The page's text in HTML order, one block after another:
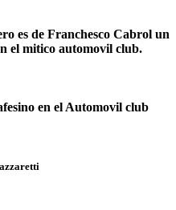
es de Franchesco Cabrol un
el mitico automovil club.
en el Automovil club